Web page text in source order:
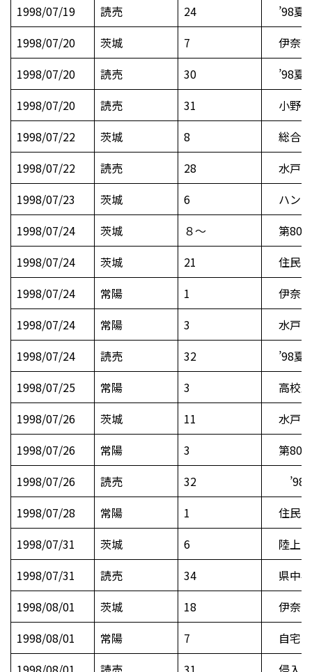
1998/07/19
読売 24
’98夏
1998/07/20
茨城 7
伊奈
1998/07/20
読売 30
’98夏
1998/07/20
読売 31
小野
1998/07/22
茨城 8
総合
1998/07/22
読売 28
水戸
1998/07/23
茨城 6
ハン
1998/07/24
茨城 ８～
第80
1998/07/24
茨城 21
住民
1998/07/24
常陽 1
伊奈
1998/07/24
常陽 3
水戸
1998/07/24
読売 32
’98夏
1998/07/25
常陽 3
高校
1998/07/26
茨城 11
水戸
1998/07/26
常陽 3
第80
1998/07/26
読売 32
’98夏
1998/07/28
常陽 1
住民
1998/07/31
茨城 6
陸上
1998/07/31
読売 34
県中
1998/08/01
茨城 18
伊奈
1998/08/01
常陽 7
自宅